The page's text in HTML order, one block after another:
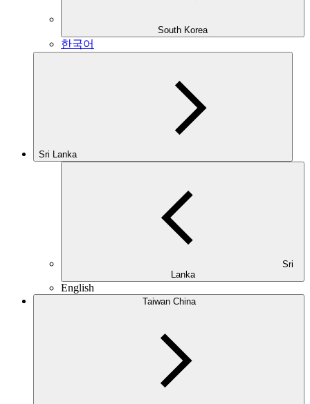
South Korea
한국어
Sri Lanka
Lanka
English
Taiwan China